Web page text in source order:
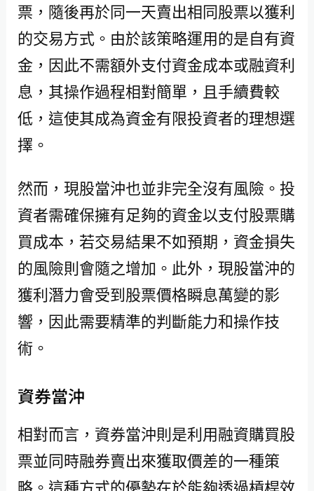
票，隨後再於同一天賣出相同股票以獲利
的交易方式。由於該策略運用的是自有資
金，因此不需額外支付資金成本或融資利
息，其操作過程相對簡單，且手續費較
低，這使其成為資金有限投資者的理想選
擇。
然而，現股當沖也並非完全沒有風險。投
資者需確保擁有足夠的資金以支付股票購
買成本，若交易結果不如預期，資金損失
的風險則會隨之增加。此外，現股當沖的
獲利潛力會受到股票價格瞬息萬變的影
響，因此需要精準的判斷能力和操作技
術。
資券當沖
相對而言，資券當沖則是利用融資購買股
票並同時融券賣出來獲取價差的一種策